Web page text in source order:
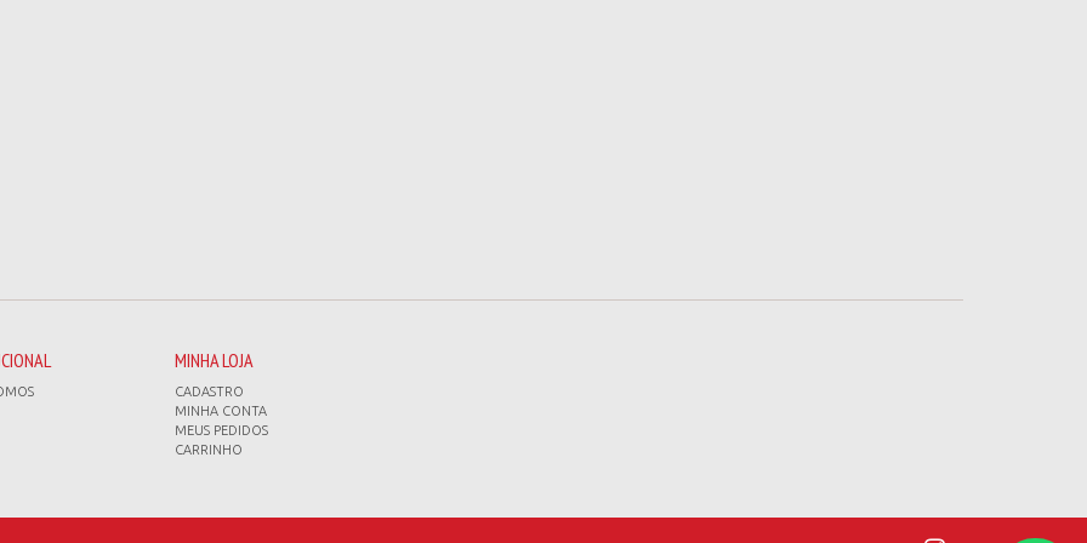
MINHA LOJA
CADASTRO
MINHA CONTA
MEUS PEDIDOS
CARRINHO